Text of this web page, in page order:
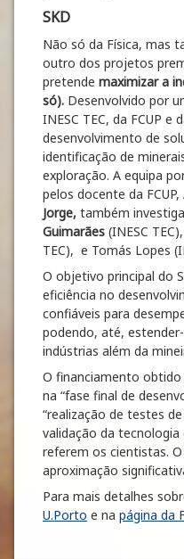
SKD
Não só da Física, mas
outro dos projetos
pretende maximizar a
só). Desenvolvido por
INESC TEC, da FCUP e
desenvolvimento de
identificação de
exploração. A equipa
pelos docente da
Jorge, também
Guimarães (INESC TEC),
TEC), e Tomás Lopes
O objetivo principal do
eficiência no
confiáveis para
podendo, até,
indústrias além da
O financiamento obtido
na “fase final de
“realização de testes
validação da
referem os cientistas.
aproximação
Para mais detalhes
U.Porto e na página da